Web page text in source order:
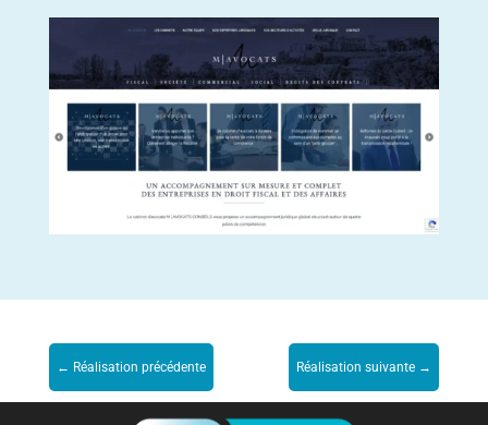
← Réalisation précédente Réalisation suivante →